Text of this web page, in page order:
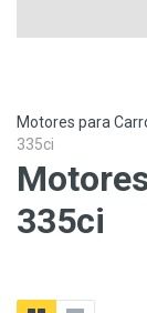
Motores para
335ci
335ci